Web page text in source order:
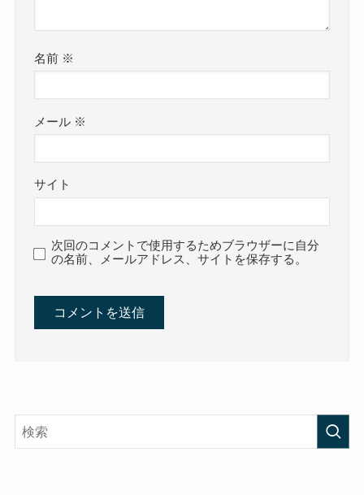
名前 ※
メール ※
サイト
次回のコメントで使用するためブラウザーに自分
の名前、メールアドレス、サイトを保存する。